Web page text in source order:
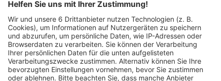
Legen Sie zum
Mitbieten eine
Sind Sie am Ende
der